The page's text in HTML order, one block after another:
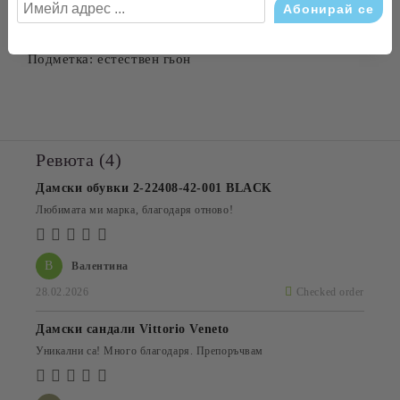
Лицева част: естествена кожа
Подметка: естествен гьон
Ревюта (4)
В Валентина
28.02.2026 Checked order
Дамски обувки 2-22408-42-001 BLACK
Любимата ми марка, благодаря отново!
Дамски сандали Vittorio Veneto
Уникални са! Много благодаря. Препоръчвам